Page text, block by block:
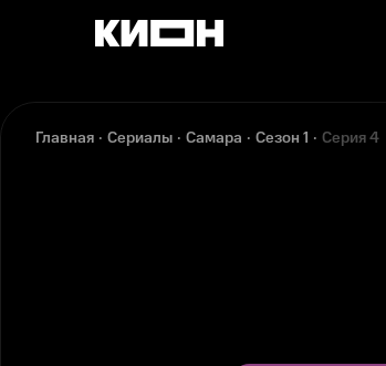
Главная Сериалы Самара Сезон 1 Серия 4